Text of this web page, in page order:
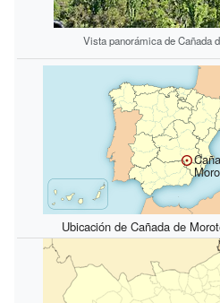
Vista panorámica de Cañada
Ubicación de Cañada de